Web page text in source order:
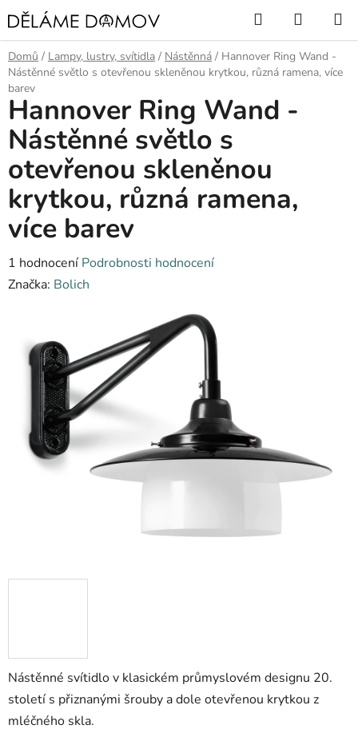
Přejít
na
obsah
Hledat
KOŠÍK
Domů / Lampy, lustry, svítidla / Nástěnná / Hannover Ring Wand -
Nástěnné světlo s otevřenou skleněnou krytkou, různá ramena, více
barev
Nástěnné svítidlo v klasickém průmyslovém designu 20.
století s přiznanými šrouby a dole otevřenou krytkou z
mléčného skla.
Hannover Ring Wand -
Nástěnné světlo s
otevřenou skleněnou
krytkou, různá ramena,
více barev
Průměrné
hodnocení
hvězdiček.
1 hodnocení Podrobnosti hodnocení
Značka: Bolich